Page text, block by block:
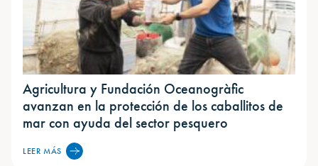
Agricultura y Fundación Oceanogràfic
avanzan en la protección de los caballitos de
mar con ayuda del sector pesquero
LEER MÁS